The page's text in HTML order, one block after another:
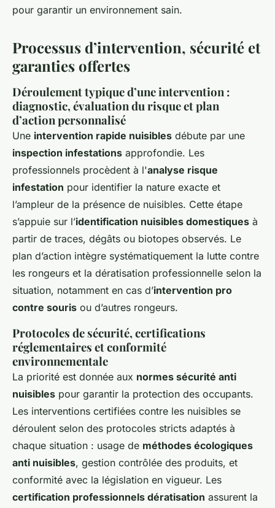
pour garantir un environnement sain.
Processus d’intervention, sécurité et
garanties offertes
Déroulement typique d’une intervention :
diagnostic, évaluation du risque et plan
d’action personnalisé
Une intervention rapide nuisibles débute par une
inspection infestations approfondie. Les
professionnels procèdent à l'analyse risque
infestation pour identifier la nature exacte et
l’ampleur de la présence de nuisibles. Cette étape
s’appuie sur l’identification nuisibles domestiques à
partir de traces, dégâts ou biotopes observés. Le
plan d’action intègre systématiquement la lutte contre
les rongeurs et la dératisation professionnelle selon la
situation, notamment en cas d’intervention pro
contre souris ou d’autres rongeurs.
Protocoles de sécurité, certifications
réglementaires et conformité
environnementale
La priorité est donnée aux normes sécurité anti
nuisibles pour garantir la protection des occupants.
Les interventions certifiées contre les nuisibles se
déroulent selon des protocoles stricts adaptés à
chaque situation : usage de méthodes écologiques
anti nuisibles, gestion contrôlée des produits, et
conformité avec la législation en vigueur. Les
certification professionnels dératisation assurent la